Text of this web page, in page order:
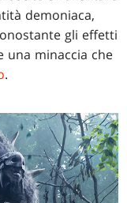
demoniaca,
gli effetti
minaccia che
.